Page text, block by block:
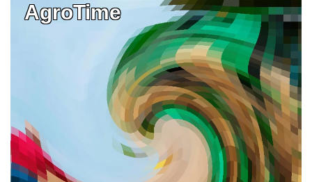
AgroTime